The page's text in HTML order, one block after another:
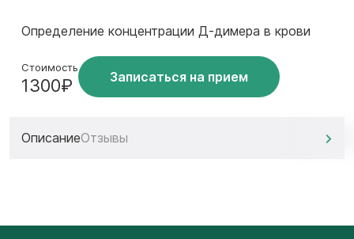
Определение концентрации Д-димера в крови
Стоимость
1300₽ Записаться на прием
ОписаниеОтзывы